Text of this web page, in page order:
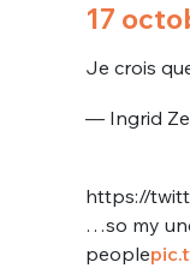
17
Je crois
— Ingrid
https://
…so my
people